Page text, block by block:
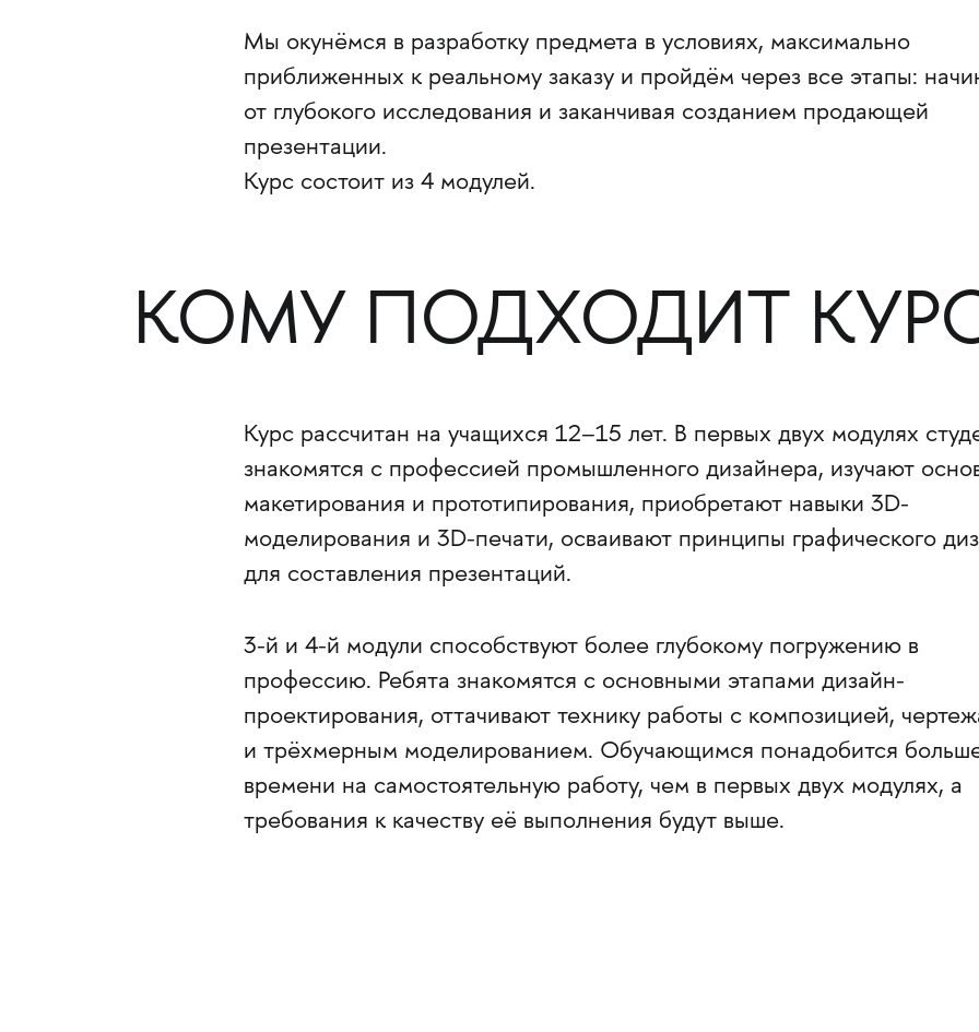
Мы окунёмся в разработку предмета в условиях, максимально
приближенных к реальному заказу и пройдём через все этапы:
от глубокого исследования и заканчивая созданием продающей
презентации.
Курс состоит из 4 модулей.
КОМУ ПОДХОДИТ
Курс рассчитан на учащихся 12–15 лет. В первых двух модулях
знакомятся с профессией промышленного дизайнера, изучают
макетирования и прототипирования, приобретают навыки 3D-
моделирования и 3D-печати, осваивают принципы графического
для составления презентаций.
3-й и 4-й модули способствуют более глубокому погружению в
профессию. Ребята знакомятся с основными этапами дизайн-
проектирования, оттачивают технику работы с композицией,
и трёхмерным моделированием. Обучающимся понадобится
времени на самостоятельную работу, чем в первых двух модулях, а
требования к качеству её выполнения будут выше.